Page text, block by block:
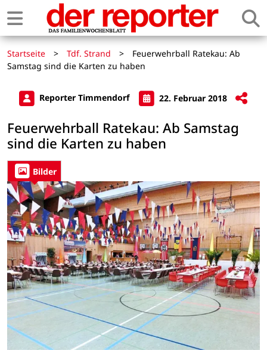
Startseite > Tdf. Strand >
Feuerwehrball Ratekau: Ab
Samstag sind die Karten zu haben
Reporter Timmendorf 22. Februar 2018
Feuerwehrball Ratekau: Ab Samstag
sind die Karten zu haben
Bilder